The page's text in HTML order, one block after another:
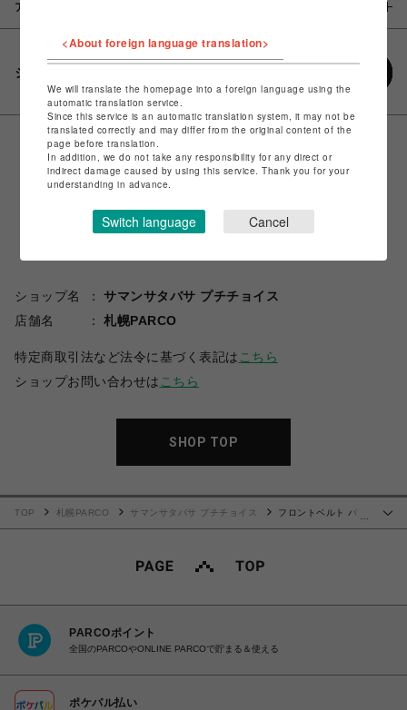
アイテム説明 / 素材
シェアする
ショップ名
サマンサタバサ プチチョイス
店舗名
札幌PARCO
特定商取引法など法令に基づく表記は こちら
ショップお問い合わせは こちら
SHOP TOP
…
TOP 札幌PARCO サマンサタバサ プチチョイス
フロントベルト パス
PARCOポイント
全国のPARCOやONLINE PARCOで貯まる＆使える
ポケパル払い
<About foreign language translation>
We will translate the homepage into a foreign language using the
automatic translation service.
Since this service is an automatic translation system, it may not be
translated correctly and may differ from the original content of the
page before translation.
In addition, we do not take any responsibility for any direct or
indirect damage caused by using this service. Thank you for your
understanding in advance.
Switch language Cancel